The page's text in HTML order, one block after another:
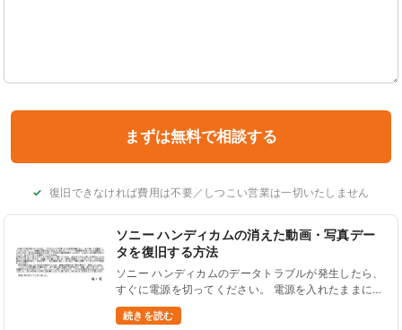
復旧できなければ費用は不要／しつこい営業は一切いたしません
ソニー ハンディカムの消えた動画・写真デー
タを復旧する方法
ソニー ハンディカムのデータトラブルが発生したら、
すぐに電源を切ってください。 電源を入れたままにし
ていると、内蔵データが上書きされてしまってデータ
の復旧率が低下する可能性があります。 電源を切って
続きを読む